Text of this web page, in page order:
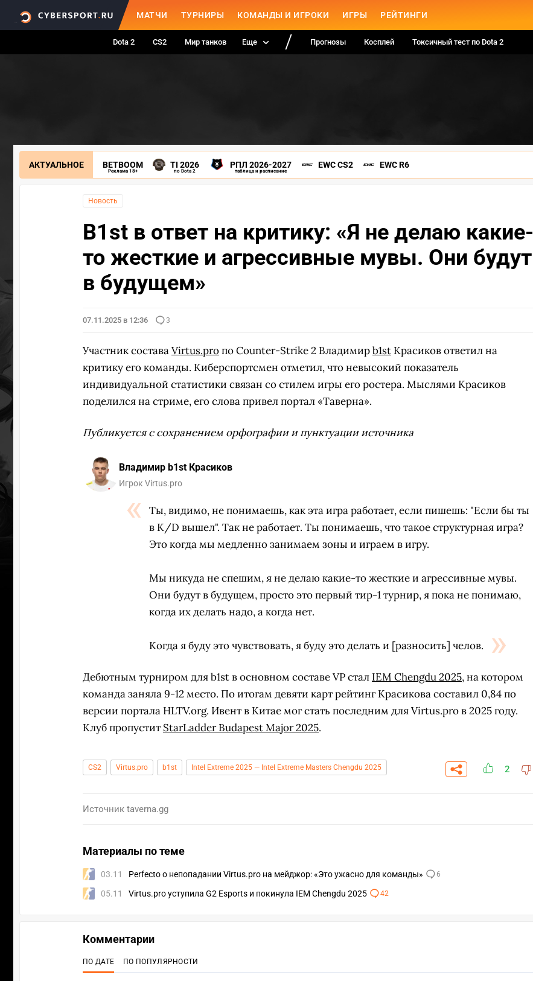
МАТЧИ ТУРНИРЫ КОМАНДЫ И ИГРОКИ ИГРЫ РЕЙТИНГИ
Dota 2 CS2 Мир танков Еще Прогнозы Косплей Токсичный тест по Dota 2
АКТУАЛЬНОЕ BETBOOM
Реклама 18+
TI 2026
по Dota 2
РПЛ 2026-2027
таблица и расписание
EWC CS2 EWC R6
Новость
B1st в ответ на критику: «Я не делаю какие-
то жесткие и агрессивные мувы. Они будут
в будущем»
07.11.2025 в 12:36 3
Участник составаVirtus.proпо Counter-Strike 2 Владимирb1st Красиков ответил на
критику его команды. Киберспортсмен отметил, что невысокий показатель
индивидуальной статистики связан со стилем игры его ростера. Мыслями Красиков
поделился на стриме, его слова привел портал «Таверна».
Публикуется с сохранением орфографии и пунктуации источника
Владимир b1st Красиков
Игрок Virtus.pro
Ты, видимо, не понимаешь, как эта игра работает, если пишешь: "Если бы ты
в K/D вышел". Так не работает. Ты понимаешь, что такое структурная игра?
Это когда мы медленно занимаем зоны и играем в игру.
Мы никуда не спешим, я не делаю какие-то жесткие и агрессивные мувы.
Они будут в будущем, просто это первый тир-1 турнир, я пока не понимаю,
когда их делать надо, а когда нет.
Когда я буду это чувствовать, я буду это делать и [разносить] челов.
Дебютным турниром для b1st в основном составе VP стал IEM Chengdu 2025, на котором
команда заняла 9-12 место. По итогам девяти карт рейтинг Красикова составил 0,84 по
версии портала HLTV.org. Ивент в Китае мог стать последним для Virtus.pro в 2025 году.
Клуб пропустит StarLadder Budapest Major 2025.
CS2 Virtus.pro b1st Intel Extreme 2025 — Intel Extreme Masters Chengdu 2025 2
Источник taverna.gg
Материалы по теме
03.11 Perfecto о непопадании Virtus.pro на мейджор: «Это ужасно для команды» 6
05.11 Virtus.pro уступила G2 Esports и покинула IEM Chengdu 2025 42
УЧАСТВОВАТЬ ЗАБРАТЬ
ANDROID
Комментарии
ПО ДАТЕ ПО ПОПУЛЯРНОСТИ